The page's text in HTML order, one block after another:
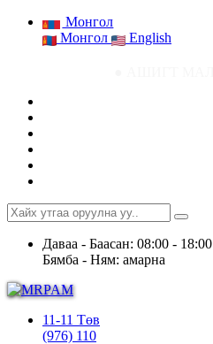
Монгол
Монгол
English
Даваа - Баасан: 08:00 - 18:00
Бямба - Ням: амарна
11-11 Төв
(976) 110